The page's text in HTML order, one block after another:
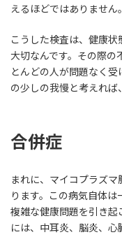
えるほどではありません。
こうした検査は、健康状
大切なんです。その際の
とんどの人が問題なく
の少しの我慢と考えれば
合併症
まれに、マイコプラズ
ります。この病気自体
複雑な健康問題を引き起
には、中耳炎、脳炎、心